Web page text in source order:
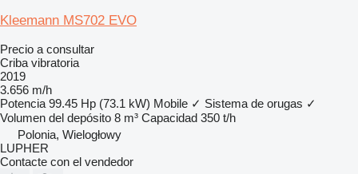
Kleemann MS702 EVO
Precio a consultar
Criba vibratoria
2019
3.656 m/h
Potencia 99.45 Hp (73.1 kW) Mobile ✓ Sistema de orugas ✓
Volumen del depósito 8 m³ Capacidad 350 t/h
Polonia, Wielogłowy
LUPHER
Contacte con el vendedor